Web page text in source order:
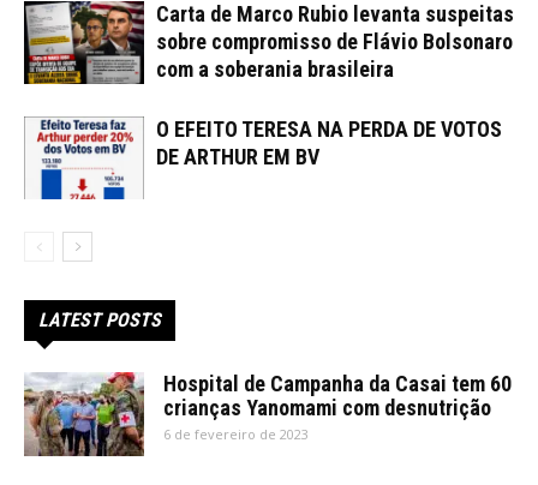
Carta de Marco Rubio levanta suspeitas
sobre compromisso de Flávio Bolsonaro
com a soberania brasileira
O EFEITO TERESA NA PERDA DE VOTOS
DE ARTHUR EM BV
LATEST POSTS
Hospital de Campanha da Casai tem 60
crianças Yanomami com desnutrição
6 de fevereiro de 2023